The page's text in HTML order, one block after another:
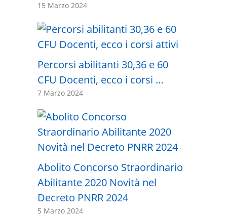
15 Marzo 2024
Percorsi abilitanti 30,36 e 60
CFU Docenti, ecco i corsi …
7 Marzo 2024
Abolito Concorso Straordinario
Abilitante 2020 Novità nel
Decreto PNRR 2024
5 Marzo 2024